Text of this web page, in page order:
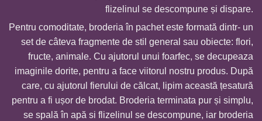
flizelinul se descompune și dispare.
Pentru comoditate, broderia în pachet este formată dintr- un
set de câteva fragmente de stil general sau obiecte: flori,
fructe, animale. Cu ajutorul unui foarfec, se decupeaza
imaginile dorite, pentru a face viitorul nostru produs. După
care, cu ajutorul fierului de călcat, lipim această țesatură
pentru a fi ușor de brodat. Broderia terminata pur și simplu,
se spală în apă si flizelinul se descompune, iar broderia